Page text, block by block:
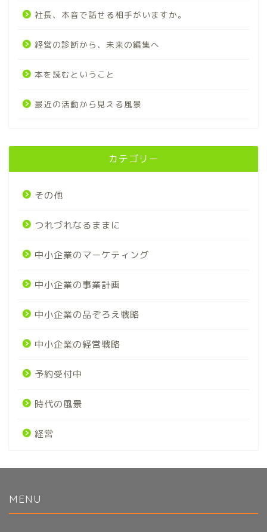
社長、本音で話せる相手がいますか。
経営の診断から、未来の編集へ
本を読むということ
最近の活動から見える風景
カテゴリー
その他
つれづれなるままに
中小企業のマーケティング
中小企業の事業計画
中小企業の品ぞろえ戦略
中小企業の経営戦略
予約受付中
時代の風景
経営
MENU